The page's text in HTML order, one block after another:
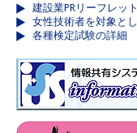
建設業PRリーフレッ
女性技術者を対象と
各種検定試験の詳細